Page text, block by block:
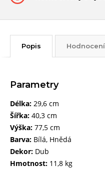
Popis Hodnocení
Parametry
Délka: 29,6 cm
Šířka: 40,3 cm
Výška: 77,5 cm
Barva: Bílá, Hnědá
Dekor: Dub
Hmotnost: 11,8 kg